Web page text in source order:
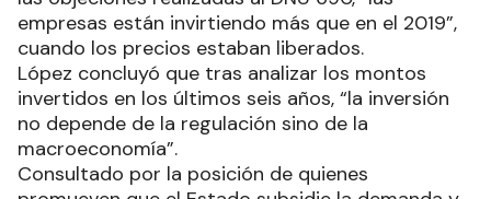
empresas están invirtiendo más que en el 2019”,
cuando los precios estaban liberados.
López concluyó que tras analizar los montos
invertidos en los últimos seis años, “la inversión
no depende de la regulación sino de la
macroeconomía”.
Consultado por la posición de quienes